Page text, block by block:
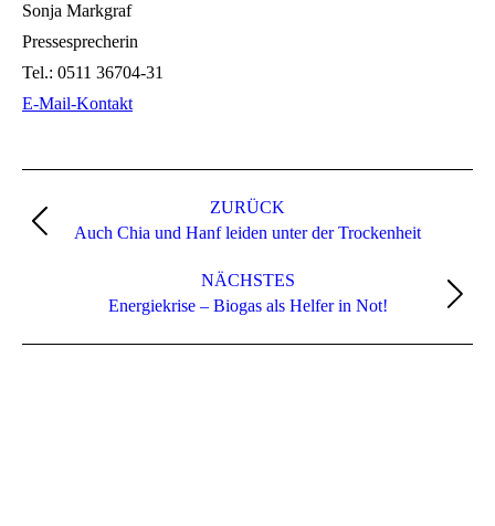
Sonja Markgraf
Pressesprecherin
Tel.: 0511 36704-31
E-Mail-Kontakt
ZURÜCK
Vorheriger
Auch Chia und Hanf leiden unter der Trockenheit
NÄCHSTES
Nächster
Energiekrise – Biogas als Helfer in Not!